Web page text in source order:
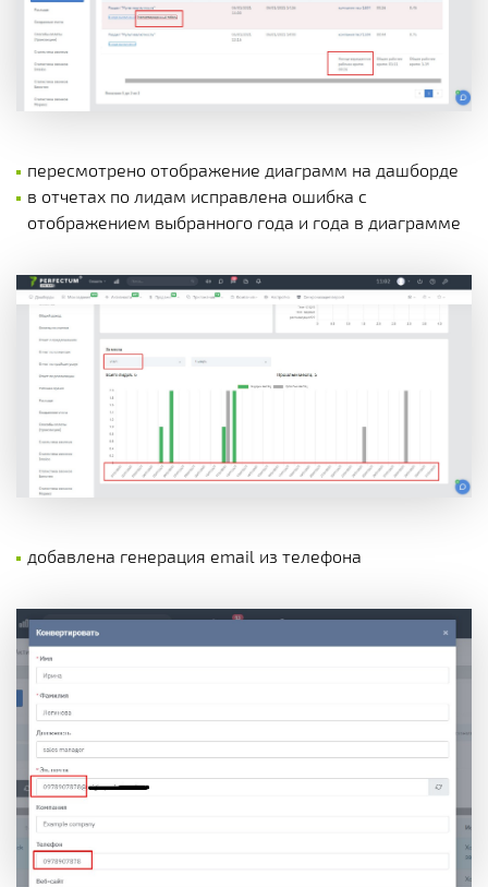
пересмотрено отображение диаграмм на дашборде
в отчетах по лидам исправлена ошибка с
отображением выбранного года и года в диаграмме
добавлена генерация email из телефона